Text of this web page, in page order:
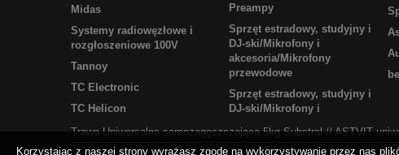
Midas
Systemy radiowęzłowe i
rozgłoszeniowe 100V
Tannoy
TC Electronic
TC Helicon
Preampy
Sprzęt estradowy, studyjny i
DJ-ski/Mikrofony i
akcesoria/Mikrofony
przewodowe
Sprzęt estradowy, studyjny i
DJ-ski/Mikrofony i
Korzystając z naszej strony wyrażasz zgodę na wykorzystywanie przez nas
Trawa Uniwersalna samozagęszczająca 5kg Substral // ASTVIT